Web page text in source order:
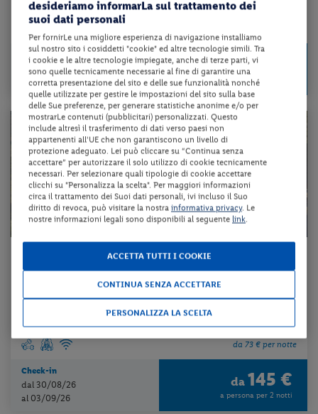
Check-in
dal 13/08/26
al 30/10/26
da199 €
a persona per 2 notti
Lombardia - Valdisotto (SO)
mezza pensione + utilizzo dell’area benessere
da 73 € per notte
Check-in
dal 30/08/26
al 03/09/26
da 145 €
a persona per 2 notti
desideriamo informarLa sul trattamento dei
suoi dati personali
Per fornirLe una migliore esperienza di navigazione installiamo
sul nostro sito i cosiddetti "cookie" ed altre tecnologie simili. Tra
i cookie e le altre tecnologie impiegate, anche di terze parti, vi
sono quelle tecnicamente necessarie al fine di garantire una
corretta presentazione del sito e delle sue funzionalità nonché
quelle utilizzate per gestire le impostazioni del sito sulla base
delle Sue preferenze, per generare statistiche anonime e/o per
mostrarLe contenuti (pubblicitari) personalizzati. Questo
include altresì il trasferimento di dati verso paesi non
appartenenti all'UE che non garantiscono un livello di
protezione adeguato. Lei può cliccare su “Continua senza
accettare” per autorizzare il solo utilizzo di cookie tecnicamente
necessari. Per selezionare quali tipologie di cookie accettare
clicchi su "Personalizza la scelta". Per maggiori informazioni
circa il trattamento dei Suoi dati personali, ivi incluso il Suo
diritto di revoca, può visitare la nostra informativa privacy. Le
nostre informazioni legali sono disponibili al seguente link.
ACCETTA TUTTI I COOKIE
CONTINUA SENZA ACCETTARE
PERSONALIZZA LA SCELTA